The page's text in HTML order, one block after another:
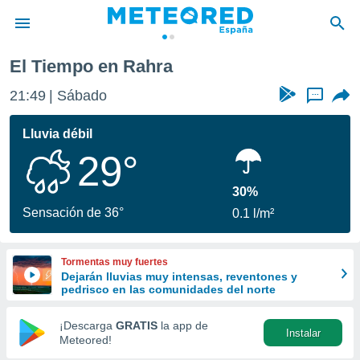
de
por
se
calidad.
a este
las
y
forma
digital
basada
El Tiempo en Rahra
21:49 Sábado ...
Lluvia débil
29°
Sensación de 36°
30%
0.1 l/m²
Tormentas muy fuertes
Dejarán lluvias muy intensas, reventones y
pedrisco en las comunidades del norte
¡Descarga GRATIS la app de
Meteored!
Instalar